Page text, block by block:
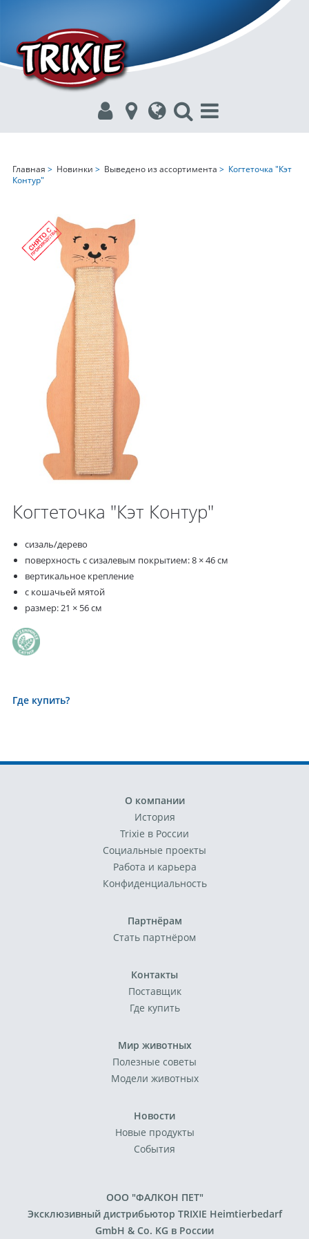
Главная > Новинки > Выведено из ассортимента > Когтеточка "Кэт
Контур"
Когтеточка "Кэт Контур"
сизаль/дерево
поверхность с сизалевым покрытием: 8 × 46 см
вертикальное крепление
с кошачьей мятой
размер: 21 × 56 см
Где купить?
О компании
История
Trixie в России
Социальные проекты
Работа и карьера
Конфиденциальность
Партнёрам
Стать партнёром
Контакты
Поставщик
Где купить
Мир животных
Полезные советы
Модели животных
Новости
Новые продукты
События
ООО "ФАЛКОН ПЕТ"
Эксклюзивный дистрибьютор TRIXIE Heimtierbedarf
GmbH & Co. KG в России